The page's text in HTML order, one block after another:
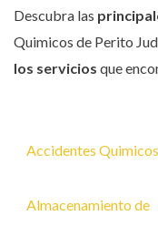
Descubra las
Quimicos de Perito
los servicios que
Accidentes Quimicos
Almacenamiento de